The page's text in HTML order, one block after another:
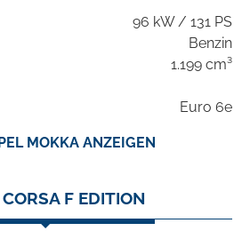
96 kW / 131 PS
Benzin
1.199 cm³
Euro 6e
MOKKA ANZEIGEN
F EDITION